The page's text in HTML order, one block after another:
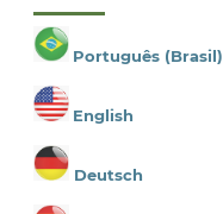
Português (Brasil)
English
Deutsch